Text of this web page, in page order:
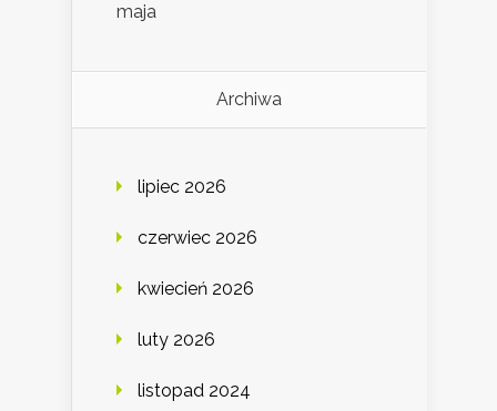
maja
Archiwa
lipiec 2026
czerwiec 2026
kwiecień 2026
luty 2026
listopad 2024